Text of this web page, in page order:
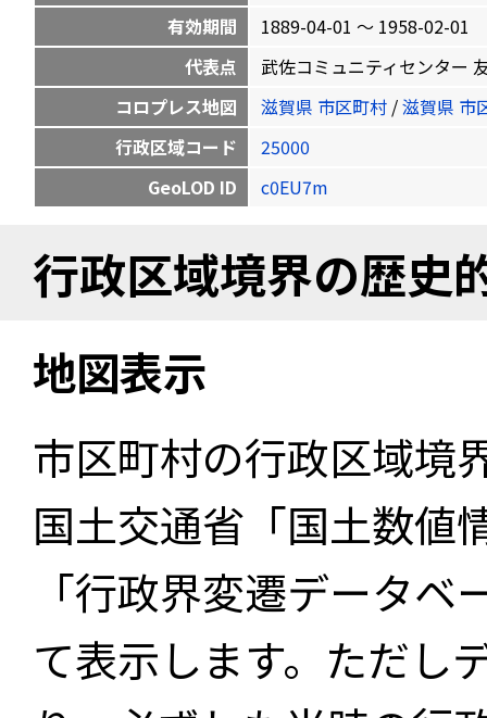
有効期間
1889-04-01 〜 1958-02-01
代表点
武佐コミュニティセンター
コロプレス地図
滋賀県 市区町村 /滋賀県 市
行政区域コード
25000
GeoLOD ID
c0EU7m
行政区域境界の歴史
地図表示
市区町村の行政区域境
国土交通省「国土数値
「行政界変遷データ
て表示します。ただし